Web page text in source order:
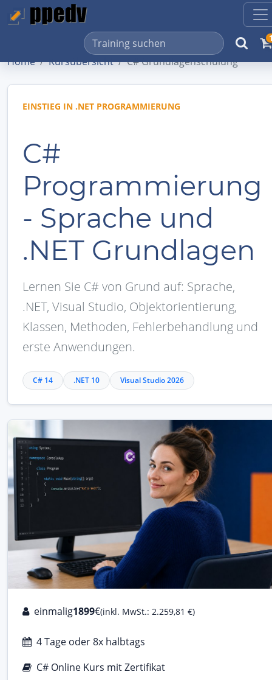
Home Kursübersicht C# Grundlagenschulung
EINSTIEG IN .NET PROGRAMMIERUNG
C#
Programmierung
- Sprache und
.NET Grundlagen
Lernen Sie C# von Grund auf: Sprache,
.NET, Visual Studio, Objektorientierung,
Klassen, Methoden, Fehlerbehandlung und
erste Anwendungen.
C# 14 .NET 10 Visual Studio 2026
einmalig1899€(inkl. MwSt.: 2.259,81 €)
4 Tage oder 8x halbtags
C# Online Kurs mit Zertifikat